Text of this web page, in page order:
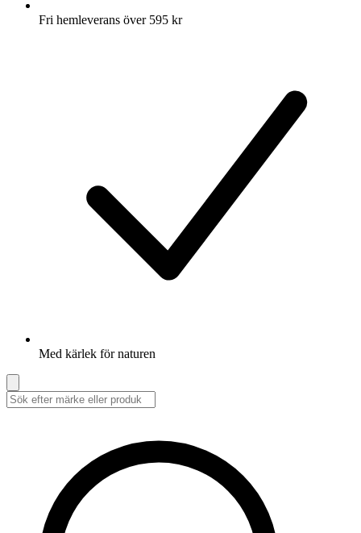
Fri hemleverans över 595 kr
Med kärlek för naturen